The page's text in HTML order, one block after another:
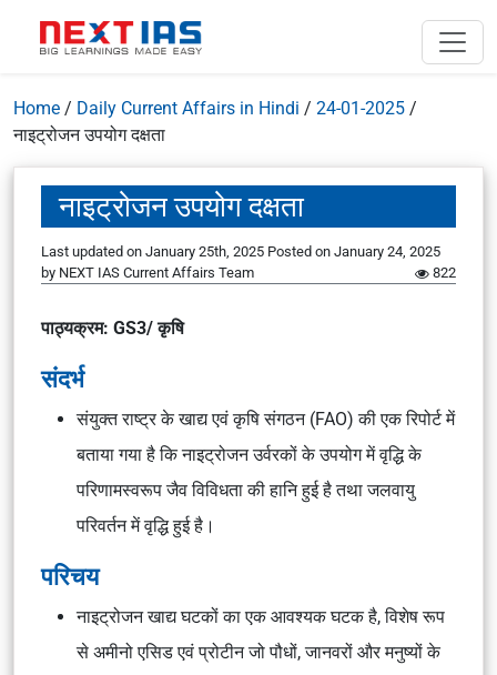
Home / Daily Current Affairs in Hindi / 24-01-2025 /
नाइट्रोजन उपयोग दक्षता
नाइट्रोजन उपयोग दक्षता
Last updated on January 25th, 2025 Posted on January 24, 2025
by NEXT IAS Current Affairs Team 822
पाठ्यक्रम: GS3/ कृषि
संदर्भ
संयुक्त राष्ट्र के खाद्य एवं कृषि संगठन (FAO) की एक रिपोर्ट में
बताया गया है कि नाइट्रोजन उर्वरकों के उपयोग में वृद्धि के
परिणामस्वरूप जैव विविधता की हानि हुई है तथा जलवायु
परिवर्तन में वृद्धि हुई है।
परिचय
नाइट्रोजन खाद्य घटकों का एक आवश्यक घटक है, विशेष रूप
से अमीनो एसिड एवं प्रोटीन जो पौधों, जानवरों और मनुष्यों के